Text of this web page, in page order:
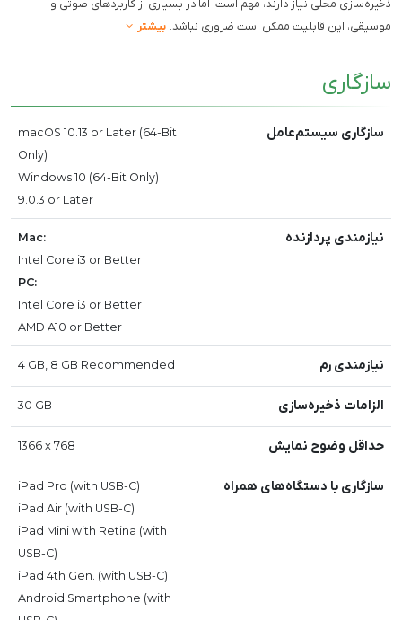
ذخیره‌سازی محلی نیاز دارند، مهم است، اما در بسیاری از کاربردهای صوتی و
موسیقی، این قابلیت ممکن است ضروری نباشد. بیشتر
سازگاری
سازگاری سیستم‌عامل
macOS 10.13 or Later (64-Bit
Only)
Windows 10 (64-Bit Only)
9.0.3 or Later
نیازمندی پردازنده
Mac:
Intel Core i3 or Better
PC:
Intel Core i3 or Better
AMD A10 or Better
نیازمندی رم 4 GB, 8 GB Recommended
الزامات ذخیره‌سازی 30 GB
حداقل وضوح نمایش 1366 x 768
سازگاری با دستگاه‌های همراه
iPad Pro (with USB-C)
iPad Air (with USB-C)
iPad Mini with Retina (with
USB-C)
iPad 4th Gen. (with USB-C)
Android Smartphone (with